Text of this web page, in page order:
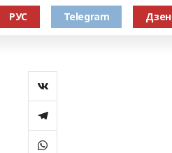
РУС Telegram Дзен